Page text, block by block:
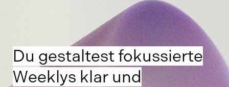
Du gestaltest fokussierte
Weeklys klar und